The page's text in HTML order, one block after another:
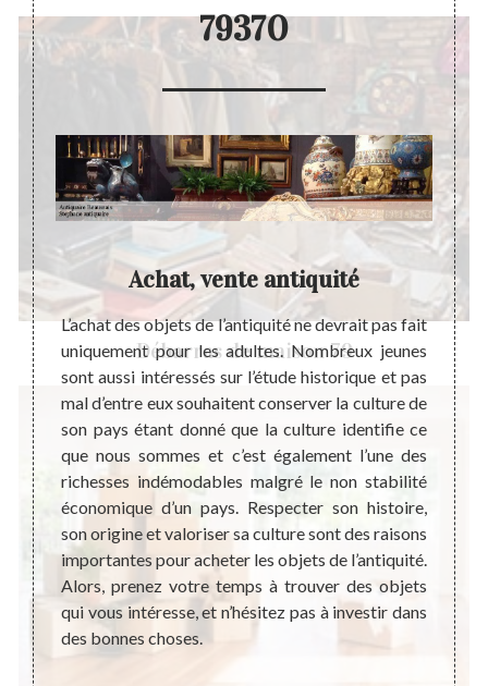
Débarras de maison 79
79370
ligne
pour
plus
un
Achat, vente antiquité
L’achat des objets de l’antiquité ne devrait pas fait
uniquement pour les adultes. Nombreux jeunes
sont aussi intéressés sur l’étude historique et pas
mal d’entre eux souhaitent conserver la culture de
son pays étant donné que la culture identifie ce
que nous sommes et c’est également l’une des
richesses indémodables malgré le non stabilité
économique d’un pays. Respecter son histoire,
son origine et valoriser sa culture sont des raisons
importantes pour acheter les objets de l’antiquité.
Alors, prenez votre temps à trouver des objets
qui vous intéresse, et n’hésitez pas à investir dans
des bonnes choses.
Le
le